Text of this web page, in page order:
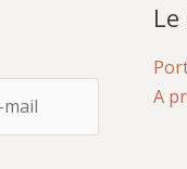
A